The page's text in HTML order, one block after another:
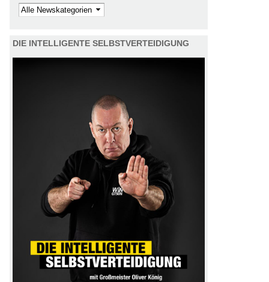
Kategorie
DIE INTELLIGENTE SELBSTVERTEIDIGUNG